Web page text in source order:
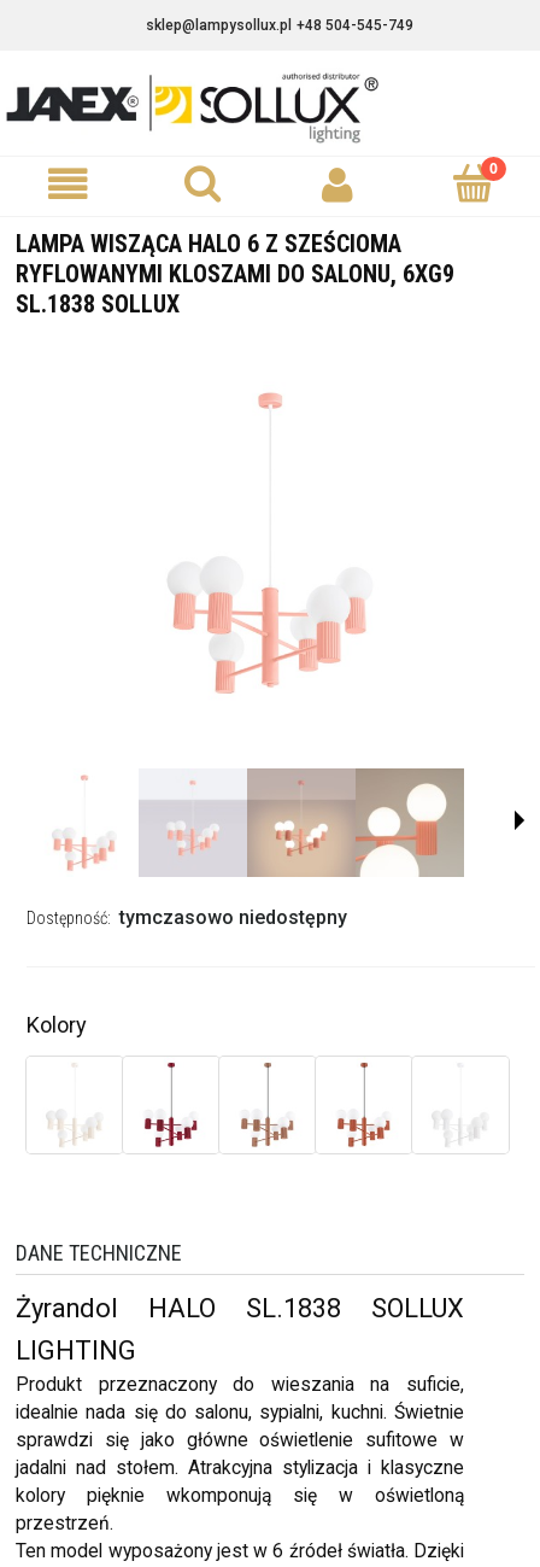
sklep@lampysollux.pl +48 504-545-749
LAMPA WISZĄCA HALO 6 Z SZEŚCIOMA
RYFLOWANYMI KLOSZAMI DO SALONU, 6XG9
SL.1838 SOLLUX
Dostępność: tymczasowo niedostępny
Kolory
DANE TECHNICZNE
Żyrandol HALO SL.1838 SOLLUX
LIGHTING
Produkt przeznaczony do wieszania na suficie,
idealnie nada się do salonu, sypialni, kuchni. Świetnie
sprawdzi się jako główne oświetlenie sufitowe w
jadalni nad stołem. Atrakcyjna stylizacja i klasyczne
kolory pięknie wkomponują się w oświetloną
przestrzeń.
Ten model wyposażony jest w 6 źródeł światła. Dzięki